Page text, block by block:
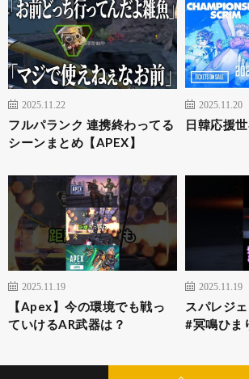
2025.11.22
フルパランク 連携終わってる
シーンまとめ【APEX】
2025.11.20
日韓応援
2025.11.19
【Apex】今の環境でも戦っ
ていけるAR武器は？
2025.11.19
スパレジ
#冥鳴ひま